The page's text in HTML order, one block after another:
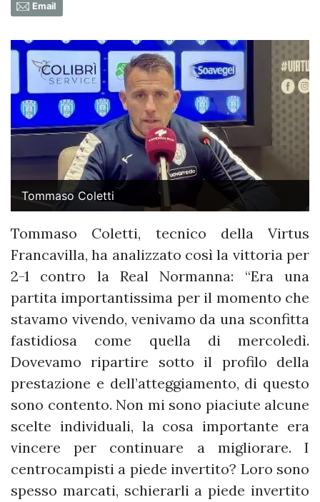
Email
Tommaso Coletti
Tommaso Coletti, tecnico della Virtus
Francavilla, ha analizzato così la vittoria per
2-1 contro la Real Normanna: “Era una
partita importantissima per il momento che
stavamo vivendo, venivamo da una sconfitta
fastidiosa come quella di mercoledì.
Dovevamo ripartire sotto il profilo della
prestazione e dell’atteggiamento, di questo
sono contento. Non mi sono piaciute alcune
scelte individuali, la cosa importante era
vincere per continuare a migliorare. I
centrocampisti a piede invertito? Loro sono
spesso marcati, schierarli a piede invertito